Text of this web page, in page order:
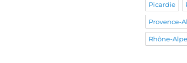
Picardie
Provence-
Rhône-